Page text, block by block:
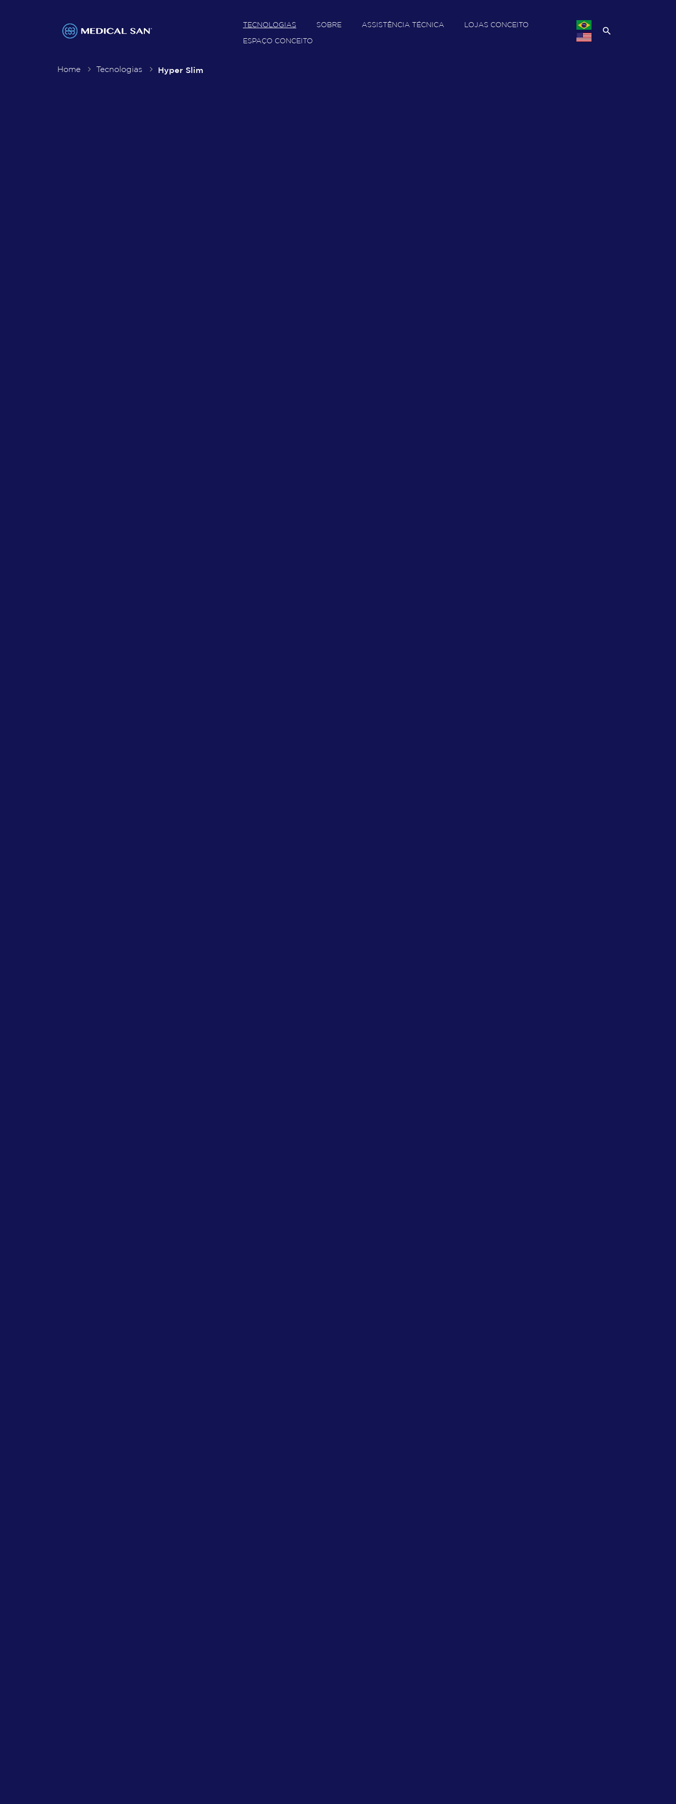
TECNOLOGIAS SOBRE ASSISTÊNCIA TÉCNICA LOJAS CONCEITO
ESPAÇO CONCEITO
search
Home Tecnologias Hyper Slim